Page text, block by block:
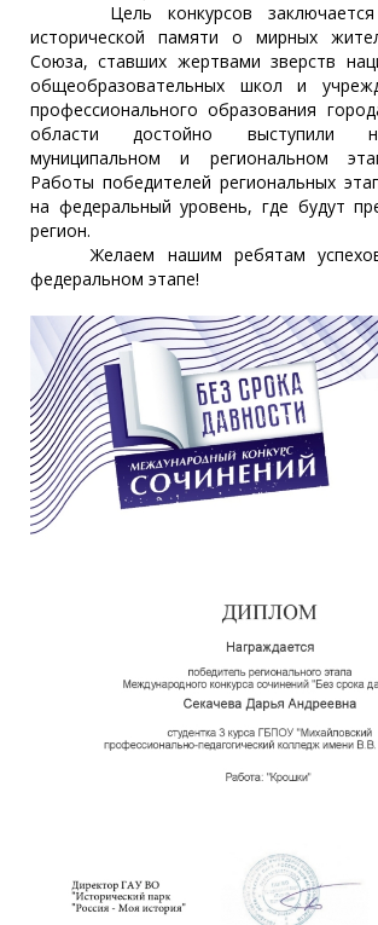
Цель конкурсов заключается
исторической памяти о мирных
Союза, ставших жертвами зверств
общеобразовательных школ и
профессионального образования
области достойно выступили
муниципальном и региональном
Работы победителей региональных
на федеральный уровень, где будут
регион.
Желаем нашим ребятам
федеральном этапе!